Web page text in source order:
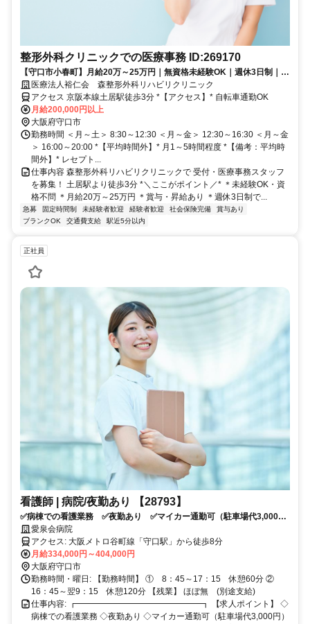
整形外科クリニックでの医療事務 ID:269170
【守口市小春町】月給20万～25万円｜無資格未経験OK｜週休3日制｜正
社員｜医療事務｜森整形外科リハビリクリニック土居駅より徒歩3分／
未経験から正社員へ／週休3日制／日祝休み／残業少なめで私生活も充
実
医療法人裕仁会 森整形外科リハビリクリニック
アクセス 京阪本線土居駅徒歩3分 *【アクセス】* 自転車通勤OK
月給200,000円以上
大阪府守口市
勤務時間 ＜月～土＞ 8:30～12:30 ＜月～金＞ 12:30～16:30 ＜月～金
＞ 16:00～20:00 *【平均時間外】* 月1～5時間程度 *【備考：平均時
間外】* レセプト...
仕事内容 森整形外科リハビリクリニックで 受付・医療事務スタッフ
を募集！ 土居駅より徒歩3分 *＼ここがポイント／* ＊未経験OK・資
格不問 ＊月給20万～25万円 ＊賞与・昇給あり ＊週休3日制で...
急募 固定時間制 未経験者歓迎 経験者歓迎 社会保険完備
賞与あり
ブランクOK
交通費支給 駅近5分以内
正社員
看護師 | 病院/夜勤あり 【28793】
✅病棟での看護業務 ✅夜勤あり ✅マイカー通勤可（駐車場代3,000
円） ✅託児所あり ✅夏季休暇２日・年末年始４日 あり
愛泉会病院
アクセス: 大阪メトロ谷町線「守口駅」から徒歩8分
月給334,000円～404,000円
大阪府守口市
勤務時間・曜日: 【勤務時間】 ① 8：45～17：15 休憩60分 ②
16：45～翌9：15 休憩120分 【残業】 ほぼ無 (別途支給)
仕事内容: ┏━━━━━━━━━━━━━━━┓ 【求人ポイント】 ◇
病棟での看護業務 ◇夜勤あり ◇マイカー通勤可（駐車場代3,000円）